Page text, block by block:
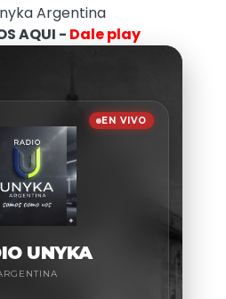
Argentina
AQUI - Dale play